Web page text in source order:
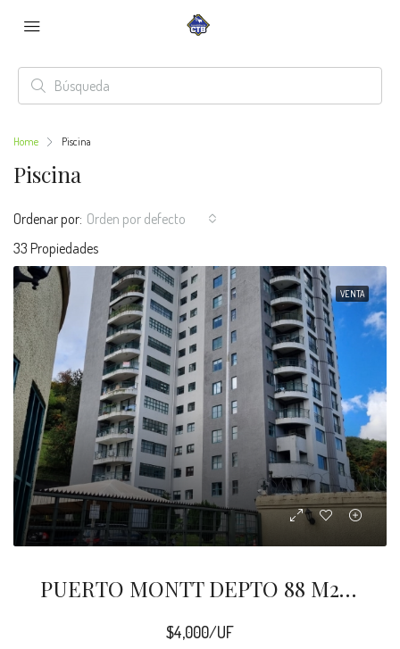
Home Piscina
Piscina
33 Propiedades
Ordenar por: Orden por defecto
VENTA
PUERTO MONTT DEPTO 88 M2 PADRE HARTER
$4,000/UF